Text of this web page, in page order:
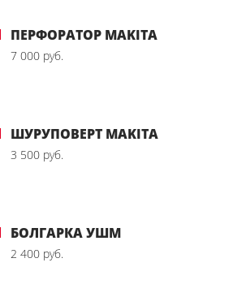
ПЕРФОРАТОР MAKITA
7 000 руб.
ШУРУПОВЕРТ MAKITA
3 500 руб.
БОЛГАРКА УШМ
2 400 руб.